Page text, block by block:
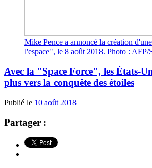
Mike Pence a annoncé la création
l'espace", le 8 août 2018. Photo : AFP/
Avec la "Space Force", les États-
plus vers la conquête des étoiles
Publié le 10 août 2018
Partager :